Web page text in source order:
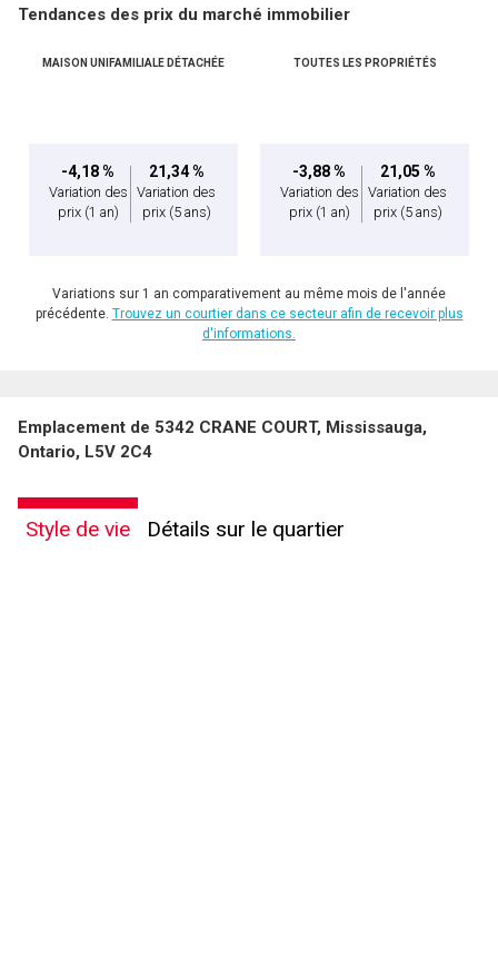
Tendances des prix du marché immobilier
MAISON UNIFAMILIALE DÉTACHÉE
-4,18 %
Variation des
prix (1 an)
21,34 %
Variation des
prix (5 ans)
TOUTES LES PROPRIÉTÉS
-3,88 %
Variation des
prix (1 an)
21,05 %
Variation des
prix (5 ans)
Variations sur 1 an comparativement au même mois de l'année
précédente. Trouvez un courtier dans ce secteur afin de recevoir plus
d'informations.
Emplacement de 5342 CRANE COURT, Mississauga,
Ontario, L5V 2C4
Style de vie Détails sur le quartier